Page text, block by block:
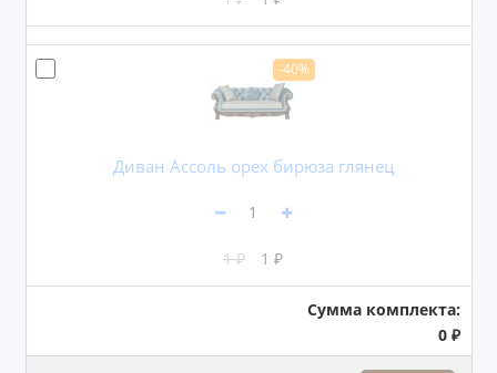
-40%
Диван Ассоль орех бирюза глянец
1 ₽ 1 ₽
Сумма комплекта:
0 ₽